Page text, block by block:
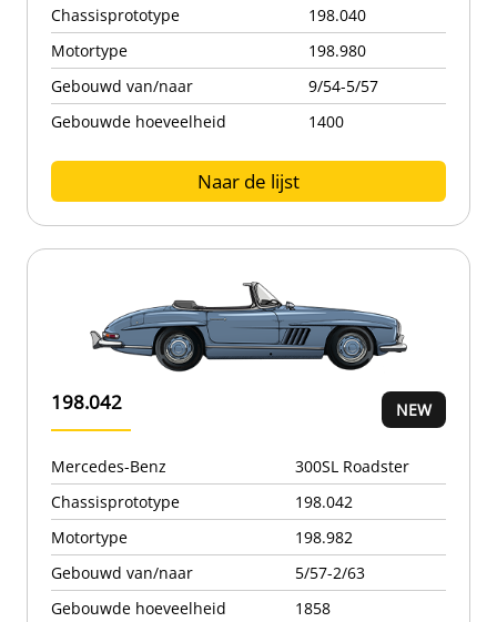
Chassisprototype
198.040
Motortype
198.980
Gebouwd van/naar
9/54-5/57
Gebouwde hoeveelheid
1400
Naar de lijst
198.042
Mercedes-Benz
300SL Roadster
Chassisprototype
198.042
Motortype
198.982
Gebouwd van/naar
5/57-2/63
Gebouwde hoeveelheid
1858